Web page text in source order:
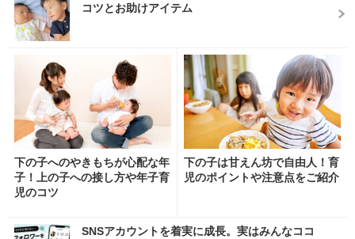
コツとお助けアイテム
下の子へのやきもちが心配な年
子！上の子への接し方や年子育
児のコツ
下の子は甘えん坊で自由人！育
児のポイントや注意点をご紹介
SNSアカウントを着実に成長。実はみんなココ